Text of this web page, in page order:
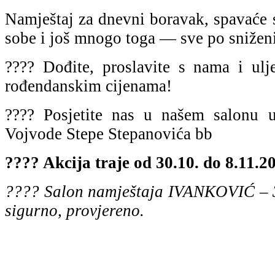
Namještaj za dnevni boravak,
sobe i još mnogo toga — sve po
???? Dođite, proslavite s nama i
rođendanskim cijenama!
???? Posjetite nas u našem salonu
Vojvode Stepe Stepanovića bb
???? Akcija traje od 30.10. do
???? Salon namještaja IVANKOVIĆ
sigurno, provjereno.